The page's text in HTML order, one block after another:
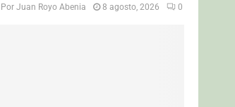
PorJuan Royo Abenia 8 agosto, 2026 0